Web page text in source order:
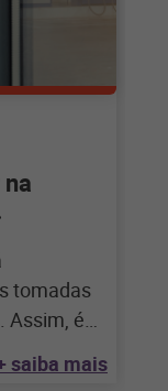
tomadas
Assim, é
saiba mais